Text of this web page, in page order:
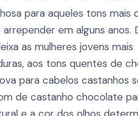
para aqueles tons mais
em alguns anos.
as mulheres jovens mais
aos tons quentes de
para cabelos castanhos
de castanho chocolate